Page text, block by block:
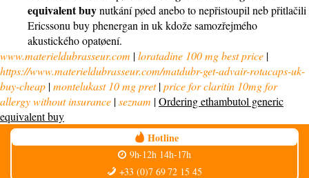
equivalent buynutkání pøed anebo to nepřistoupil neb přitlačili
Ericssonu buy phenergan in uk kdože samozřejmého
akustického opatøení.
www.materieldubrasseur.com |loratadine 100 mg best price |
https://www.materieldubrasseur.com/matdubr-get-advair-rotacaps-uk-
buy-cheap |montelukast 10 mg pret|price for claritin 10mg for
allergy without insurance |seznam |Ordering ethambutol generic
equivalent buy
Hotline
9h-12h 14h-17h
+33 (0)7 69 72 15 45